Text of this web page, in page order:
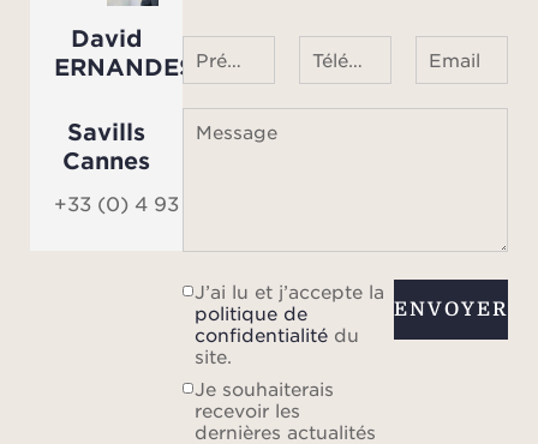
David
ERNANDES
Savills
Cannes
+33 (0) 4 93 68 08 01
Email
Message
J’ai lu et j’accepte la
politique de
confidentialité du
site.
Je souhaiterais
recevoir les
dernières actualités
ENVOYER